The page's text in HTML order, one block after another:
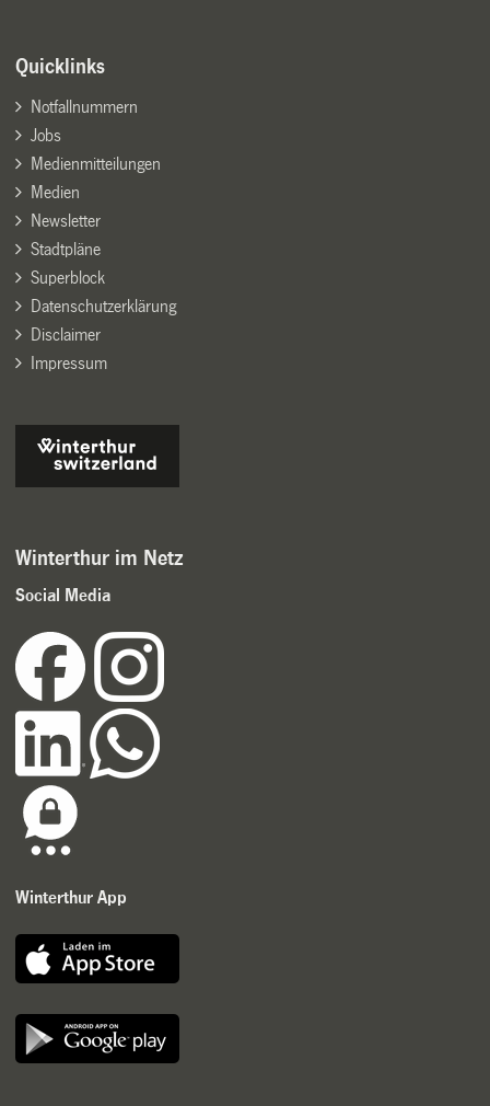
Quicklinks
Notfallnummern
Jobs
Medienmitteilungen
Medien
Newsletter
Stadtpläne
Superblock
Datenschutzerklärung
Disclaimer
Impressum
Winterthur im Netz
Social Media
Winterthur App